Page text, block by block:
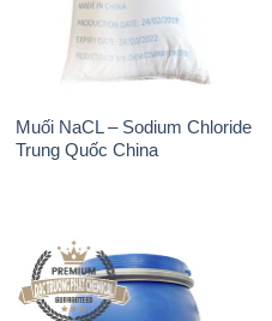
Muối NaCL – Sodium Chloride
Trung Quốc China